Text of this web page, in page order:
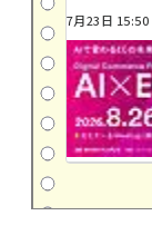
7月23日 15:50